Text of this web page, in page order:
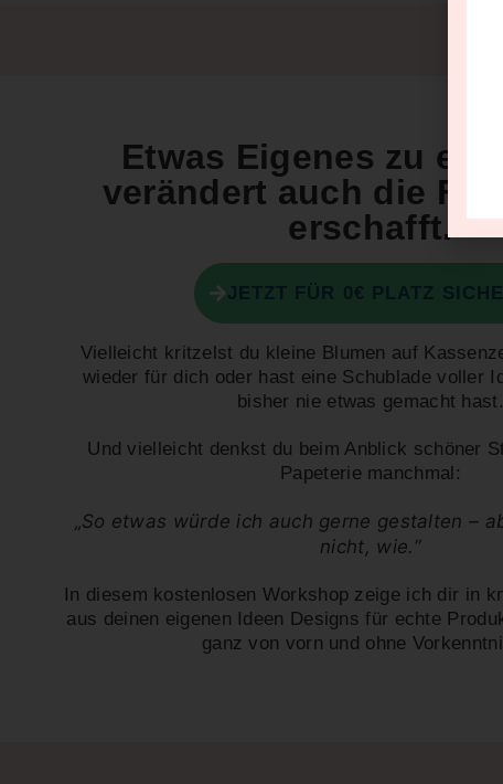
Etwas Eigenes zu
verändert auch die
erschafft.
JETZT FÜR 0€ PLATZ
Vielleicht kritzelst du kleine Blumen auf
wieder für dich oder hast eine Schublade voller
bisher nie etwas gemacht hast.
Und vielleicht denkst du beim Anblick schöner
Papeterie manchmal:
„So etwas würde ich auch gerne gestalten –
nicht, wie.“
In diesem kostenlosen Workshop zeige ich dir in
aus deinen eigenen Ideen Designs für echte
ganz von vorn und ohne